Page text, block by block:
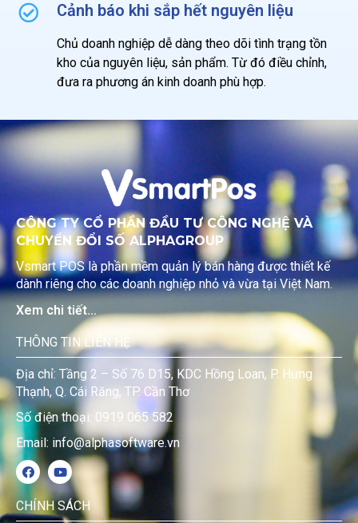
Cảnh báo khi sắp hết nguyên liệu
Chủ doanh nghiệp dễ dàng theo dõi tình trạng tồn
kho của nguyên liệu, sản phẩm. Từ đó điều chỉnh,
đưa ra phương án kinh doanh phù hợp.
CÔNG TY CỔ PHẦN ĐẦU TƯ CÔNG NGHỆ VÀ
CHUYỂN ĐỔI SỐ ALPHAGROUP
Vsmart POS là phần mềm quản lý bán hàng được thiết kế
dành riêng cho các doanh nghiệp nhỏ và vừa tại Việt Nam.
Xem chi tiết...
THÔNG TIN LIÊN HỆ
Địa chỉ: Tầng 2 – Số 76 D15, KDC Hồng Loan, P. Hưng
Thạnh, Q. Cái Răng, TP. Cần Thơ
Số điện thoại: 0919 065 582
Email: info@alphasoftware.vn
CHÍNH SÁCH